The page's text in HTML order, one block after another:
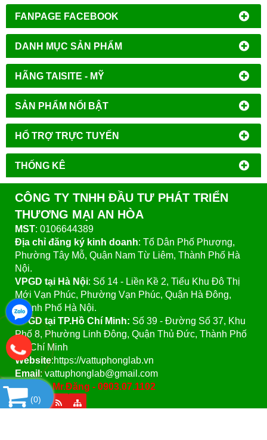
FANPAGE FACEBOOK
DANH MỤC SẢN PHẨM
HÃNG TAISITE - MỸ
SẢN PHẨM NỔI BẬT
HỔ TRỢ TRỰC TUYẾN
THỐNG KÊ
CÔNG TY TNHH ĐẦU TƯ PHÁT TRIỂN
THƯƠNG MẠI AN HÒA
MST: 0106644389
Địa chỉ đăng ký kinh doanh: Tổ Dân Phố Phượng,
Phường Tây Mỗ, Quận Nam Từ Liêm, Thành Phố Hà
Nội.
VPGD tại Hà Nội: Số 14 - Liền Kề 2, Tiểu Khu Đô Thị
Mới Vạn Phúc, Phường Vạn Phúc, Quận Hà Đông,
Thành Phố Hà Nội.
VPGD tại TP.Hồ Chí Minh: Số 39 - Đường Số 37, Khu
Phố 8, Phường Linh Đông, Quận Thủ Đức, Thành Phố
Hồ Chí Minh
Website:https://vattuphonglab.vn
Email: vattuphonglab@gmail.com
Hotline: Mr.Đăng - 0903.07.1102
(0)